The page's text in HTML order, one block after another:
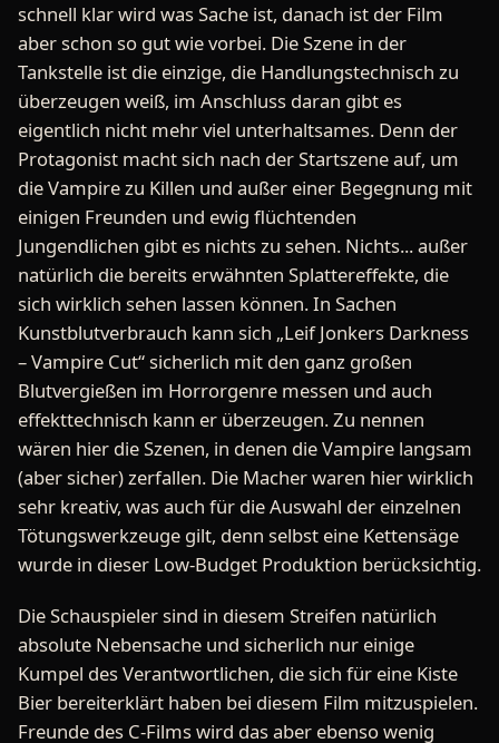
schnell klar wird was Sache ist, danach ist der Film
aber schon so gut wie vorbei. Die Szene in der
Tankstelle ist die einzige, die Handlungstechnisch zu
überzeugen weiß, im Anschluss daran gibt es
eigentlich nicht mehr viel unterhaltsames. Denn der
Protagonist macht sich nach der Startszene auf, um
die Vampire zu Killen und außer einer Begegnung mit
einigen Freunden und ewig flüchtenden
Jungendlichen gibt es nichts zu sehen. Nichts... außer
natürlich die bereits erwähnten Splattereffekte, die
sich wirklich sehen lassen können. In Sachen
Kunstblutverbrauch kann sich „Leif Jonkers Darkness
– Vampire Cut“ sicherlich mit den ganz großen
Blutvergießen im Horrorgenre messen und auch
effekttechnisch kann er überzeugen. Zu nennen
wären hier die Szenen, in denen die Vampire langsam
(aber sicher) zerfallen. Die Macher waren hier wirklich
sehr kreativ, was auch für die Auswahl der einzelnen
Tötungswerkzeuge gilt, denn selbst eine Kettensäge
wurde in dieser Low-Budget Produktion berücksichtig.
Die Schauspieler sind in diesem Streifen natürlich
absolute Nebensache und sicherlich nur einige
Kumpel des Verantwortlichen, die sich für eine Kiste
Bier bereiterklärt haben bei diesem Film mitzuspielen.
Freunde des C-Films wird das aber ebenso wenig